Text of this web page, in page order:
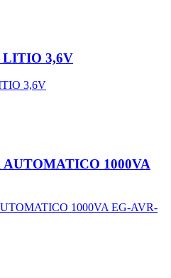
LITIO 3,6V
1000VA